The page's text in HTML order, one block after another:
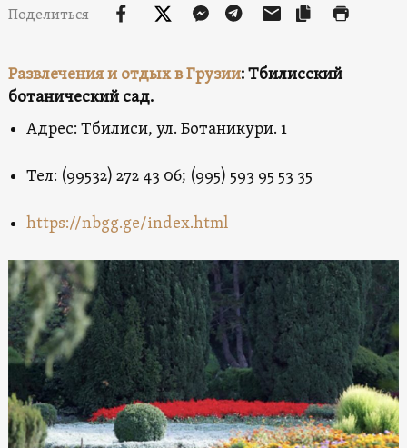
Поделиться
Развлечения и отдых в Грузии: Тбилисский
ботанический сад.
Адрес: Тбилиси, ул. Ботаникури. 1
Тел: (99532) 272 43 06; (995) 593 95 53 35
https://nbgg.ge/index.html